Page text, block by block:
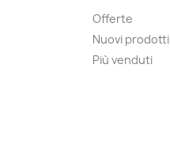
Offerte
Nuovi prodotti
Più venduti